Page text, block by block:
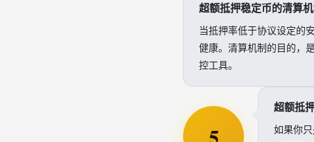
超额抵押稳定币的清算机
当抵押率低于协议设定的
健康。清算机制的目的，
控工具。
超额抵
如果你